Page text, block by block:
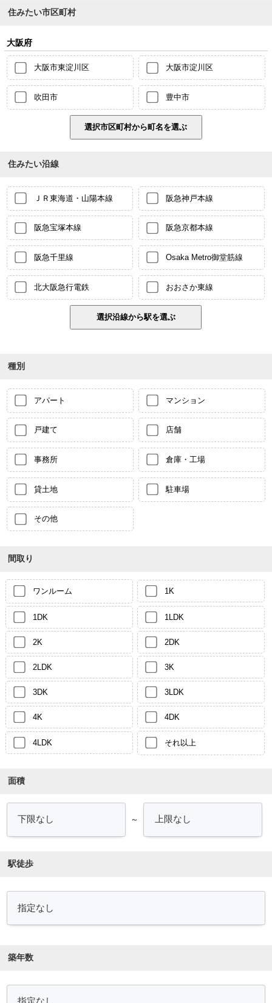
住みたい市区町村
大阪府
大阪市東淀川区 大阪市淀川区
吹田市 豊中市
住みたい沿線
ＪＲ東海道・山陽本線 阪急神戸本線
阪急宝塚本線 阪急京都本線
阪急千里線 Osaka Metro御堂筋線
北大阪急行電鉄 おおさか東線
種別
アパート マンション
戸建て 店舗
事務所 倉庫・工場
貸土地 駐車場
その他
間取り
ワンルーム 1K
1DK 1LDK
2K 2DK
2LDK 3K
3DK 3LDK
4K 4DK
4LDK それ以上
面積
～
駅徒歩
築年数